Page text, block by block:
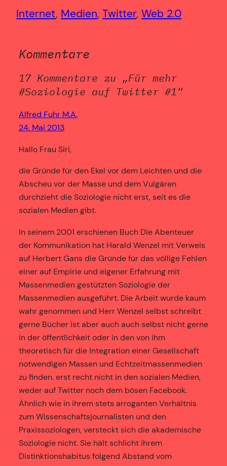
Internet, Medien, Twitter, Web 2.0
Kommentare
17 Kommentare zu „Für mehr
#Soziologie auf Twitter #1“
Alfred Fuhr M.A.
24. Mai 2013
Hallo Frau Siri,
die Gründe für den Ekel vor dem Leichten und die
Abscheu vor der Masse und dem Vulgären
durchzieht die Soziologie nicht erst, seit es die
sozialen Medien gibt.
In seinem 2001 erschienen Buch Die Abenteuer
der Kommunikation hat Harald Wenzel mit Verweis
auf Herbert Gans die Gründe für das völlige Fehlen
einer auf Empirie und eigener Erfahrung mit
Massenmedien gestützten Soziologie der
Massenmedien ausgeführt. Die Arbeit wurde kaum
wahr genommen und Herr Wenzel selbst schreibt
gerne Bücher ist aber auch auch selbst nicht gerne
in der öffentlichkeit oder in den von ihm
theoretisch für die Integration einer Gesellschaft
notwendigen Massen und Echtzeitmassenmedien
zu finden. erst recht nicht in den sozialen Medien,
weder auf Twitter noch dem bösen Facebook.
Ähnlich wie in ihrem stets arroganten Verhältnis
zum Wissenschaftsjournalisten und den
Praxissoziologen, versteckt sich die akademische
Soziologie nicht. Sie hält schlicht ihrem
Distinktionshabitus folgend Abstand vom